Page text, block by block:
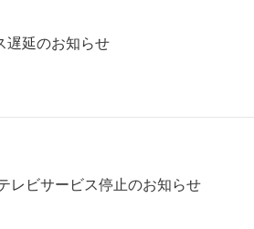
遅延のお知らせ
ビサービス停止のお知らせ